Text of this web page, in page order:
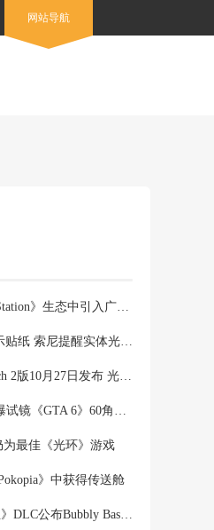
网站导航
索尼计划在《PlayStation》生态中引入广告，组建专业营销团队
PS5主机包装现警示贴纸 索尼提醒实体光盘生产将终止
《我的世界》Switch 2版10月27日发布 光照阴影升级
《GTA 5》演员自曝试镜《GTA 6》60角色均未获回复
为最佳《光环》游戏
》中获得传送舱
《宝可梦 宝可比亚》DLC公布Bubbly Basin Habitat Dex列表